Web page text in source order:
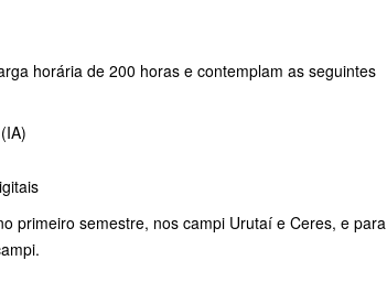
horária de 200 horas e contemplam as seguintes
primeiro semestre, nos campi Urutaí e Ceres, e para